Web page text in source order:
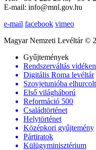
E-mail: info@mnl.gov.hu
e-mail facebook vimeo
Magyar Nemzeti Levéltár ©
Gyűjtemények
Rendszerváltás vidéken
Digitális Roma levéltár
Szovjetunióba
Első világháború
Reformáció 500
Családtörténet
Helytörténet
Középkori gyűjtemény
Pártiratok
Külügyminisztérium